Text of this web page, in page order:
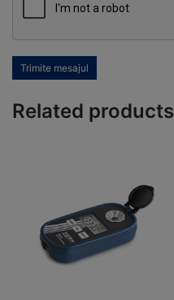
Trimite mesajul
Related products